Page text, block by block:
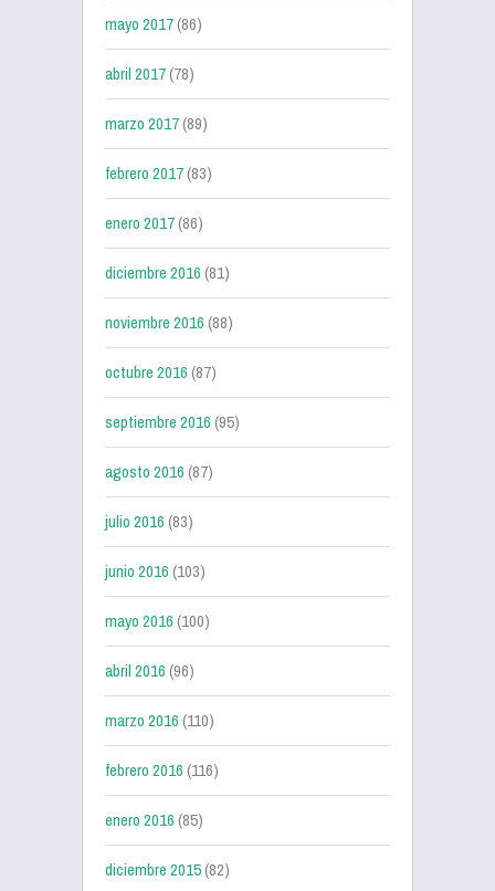
mayo 2017(86)
abril 2017(78)
marzo 2017(89)
febrero 2017(83)
enero 2017(86)
diciembre 2016(81)
noviembre 2016(88)
octubre 2016(87)
septiembre 2016(95)
agosto 2016(87)
julio 2016(83)
junio 2016(103)
mayo 2016(100)
abril 2016(96)
marzo 2016(110)
febrero 2016(116)
enero 2016(85)
diciembre 2015(82)